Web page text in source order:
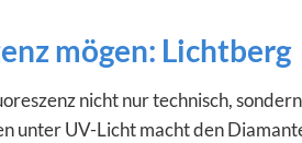
mögen: Lichtberg
nicht nur technisch,
unter UV-Licht macht den